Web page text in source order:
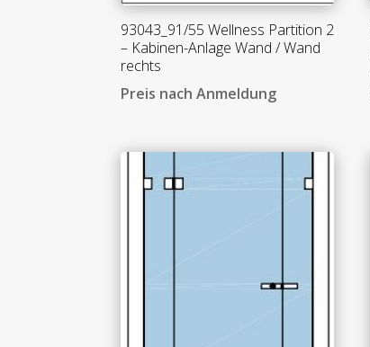
93043_91/55 Wellness Partition 2
– Kabinen-Anlage Wand / Wand
rechts
Preis nach Anmeldung